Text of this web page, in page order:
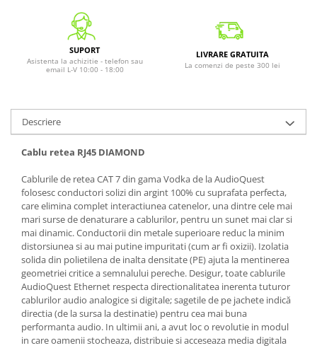
SUPORT
Asistenta la achizitie - telefon sau
email L-V 10:00 - 18:00
LIVRARE GRATUITA
La comenzi de peste 300 lei
Descriere
Cablu retea RJ45 DIAMOND
Cablurile de retea CAT 7 din gama Vodka de la AudioQuest
folosesc conductori solizi din argint 100% cu suprafata perfecta,
care elimina complet interactiunea catenelor, una dintre cele mai
mari surse de denaturare a cablurilor, pentru un sunet mai clar si
mai dinamic. Conductorii din metale superioare reduc la minim
distorsiunea si au mai putine impuritati (cum ar fi oxizii). Izolatia
solida din polietilena de inalta densitate (PE) ajuta la mentinerea
geometriei critice a semnalului pereche. Desigur, toate cablurile
AudioQuest Ethernet respecta directionalitatea inerenta tuturor
cablurilor audio analogice si digitale; sagetile de pe jachete indică
directia (de la sursa la destinatie) pentru cea mai buna
performanta audio. In ultimii ani, a avut loc o revolutie in modul
in care oamenii stocheaza, distribuie si acceseaza media digitala